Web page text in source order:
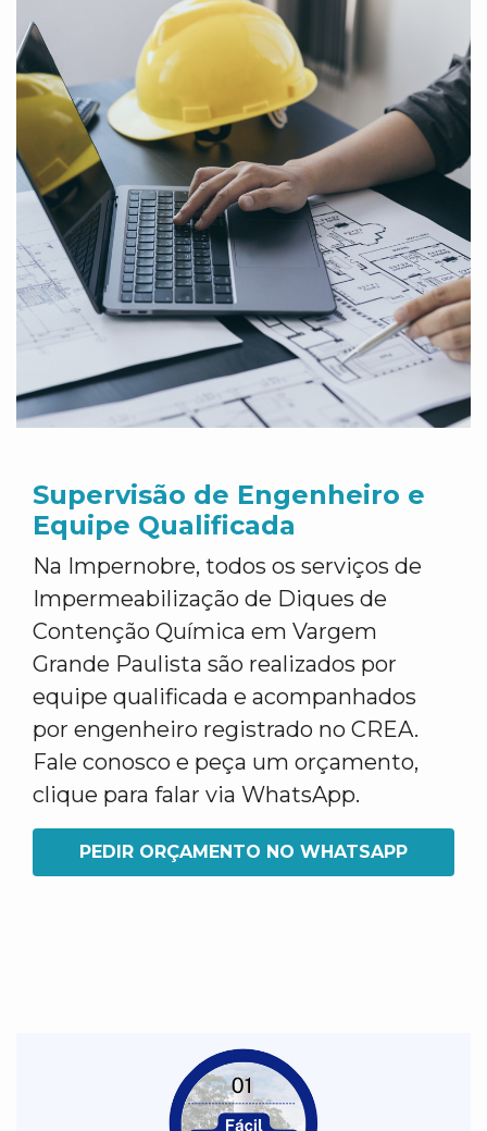
Supervisão de Engenheiro e
Equipe Qualificada
Na Impernobre, todos os serviços de
Impermeabilização de Diques de
Contenção Química em Vargem
Grande Paulista são realizados por
equipe qualificada e acompanhados
por engenheiro registrado no CREA.
Fale conosco e peça um orçamento,
clique para falar via WhatsApp.
PEDIR ORÇAMENTO NO WHATSAPP